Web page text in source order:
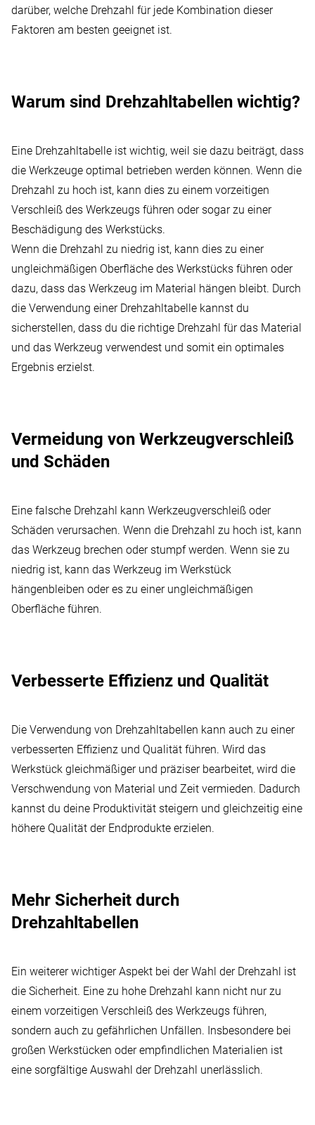
darüber, welche Drehzahl für jede Kombination dieser
Faktoren am besten geeignet ist.
Warum sind Drehzahltabellen wichtig?
Eine Drehzahltabelle ist wichtig, weil sie dazu beiträgt, dass
die Werkzeuge optimal betrieben werden können. Wenn die
Drehzahl zu hoch ist, kann dies zu einem vorzeitigen
Verschleiß des Werkzeugs führen oder sogar zu einer
Beschädigung des Werkstücks.
Wenn die Drehzahl zu niedrig ist, kann dies zu einer
ungleichmäßigen Oberfläche des Werkstücks führen oder
dazu, dass das Werkzeug im Material hängen bleibt. Durch
die Verwendung einer Drehzahltabelle kannst du
sicherstellen, dass du die richtige Drehzahl für das Material
und das Werkzeug verwendest und somit ein optimales
Ergebnis erzielst.
Vermeidung von Werkzeugverschleiß
und Schäden
Eine falsche Drehzahl kann Werkzeugverschleiß oder
Schäden verursachen. Wenn die Drehzahl zu hoch ist, kann
das Werkzeug brechen oder stumpf werden. Wenn sie zu
niedrig ist, kann das Werkzeug im Werkstück
hängenbleiben oder es zu einer ungleichmäßigen
Oberfläche führen.
Verbesserte Effizienz und Qualität
Die Verwendung von Drehzahltabellen kann auch zu einer
verbesserten Effizienz und Qualität führen. Wird das
Werkstück gleichmäßiger und präziser bearbeitet, wird die
Verschwendung von Material und Zeit vermieden. Dadurch
kannst du deine Produktivität steigern und gleichzeitig eine
höhere Qualität der Endprodukte erzielen.
Mehr Sicherheit durch
Drehzahltabellen
Ein weiterer wichtiger Aspekt bei der Wahl der Drehzahl ist
die Sicherheit. Eine zu hohe Drehzahl kann nicht nur zu
einem vorzeitigen Verschleiß des Werkzeugs führen,
sondern auch zu gefährlichen Unfällen. Insbesondere bei
großen Werkstücken oder empfindlichen Materialien ist
eine sorgfältige Auswahl der Drehzahl unerlässlich.